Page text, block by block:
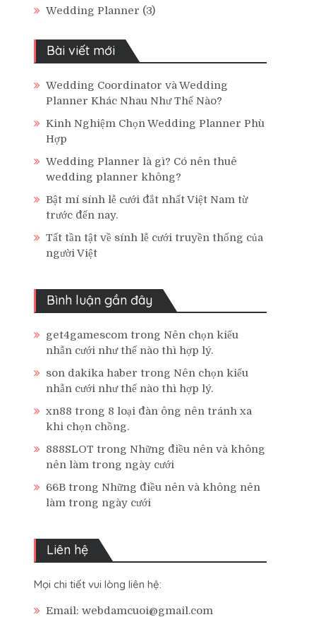
Wedding Planner (3)
Bài viết mới
Wedding Coordinator và Wedding
Planner Khác Nhau Như Thế Nào?
Kinh Nghiệm Chọn Wedding Planner Phù
Hợp
Wedding Planner là gì? Có nên thuê
wedding planner không?
Bật mí sính lễ cưới đắt nhất Việt Nam từ
trước đến nay.
Tất tần tật về sính lễ cưới truyền thống của
người Việt
Bình luận gần đây
get4gamescom trong Nên chọn kiểu
nhẫn cưới như thế nào thì hợp lý.
son dakika haber trong Nên chọn kiểu
nhẫn cưới như thế nào thì hợp lý.
xn88 trong 8 loại đàn ông nên tránh xa
khi chọn chồng.
888SLOT trong Những điều nên và không
nên làm trong ngày cưới
66B trong Những điều nên và không nên
làm trong ngày cưới
Liên hệ
Mọi chi tiết vui lòng liên hệ:
Email: webdamcuoi@gmail.com